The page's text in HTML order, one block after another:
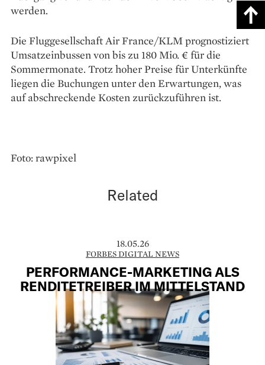
werden.
Die Fluggesellschaft Air France/KLM prognostiziert
Umsatzeinbussen von bis zu 180 Mio. € für die
Sommermonate. Trotz hoher Preise für Unterkünfte
liegen die Buchungen unter den Erwartungen, was
auf abschreckende Kosten zurückzuführen ist.
Foto: rawpixel
Related
18.05.26
FORBES DIGITAL NEWS
PERFORMANCE-MARKETING ALS
RENDITETREIBER IM MITTELSTAND